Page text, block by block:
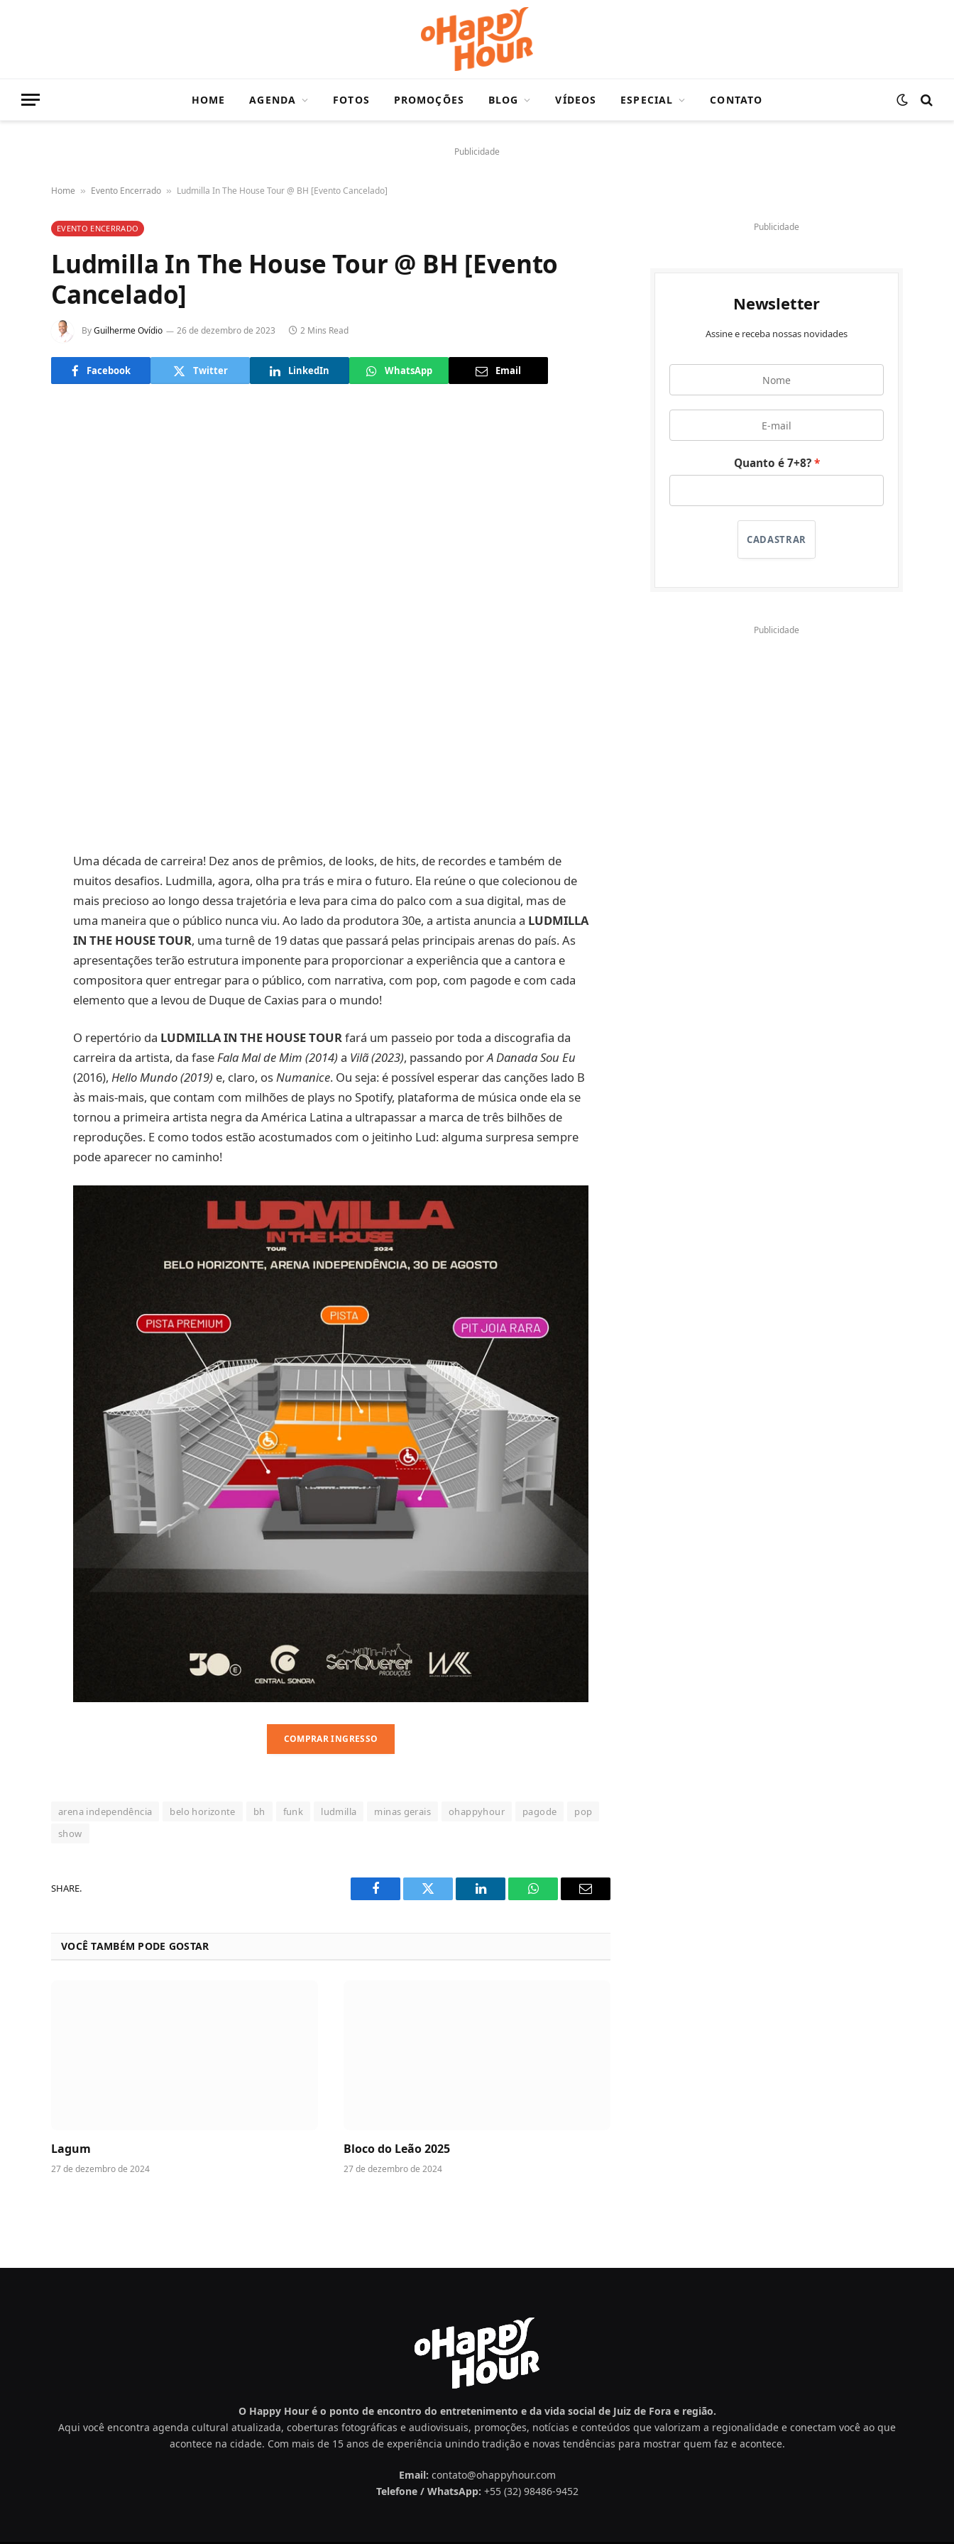
HOME AGENDA FOTOS PROMOÇÕES BLOG VÍDEOS ESPECIAL CONTATO
Publicidade
Home » Evento Encerrado » Ludmilla In The House Tour @ BH [Evento Cancelado]
EVENTO ENCERRADO
Ludmilla In The House Tour @ BH [Evento
Cancelado]
ByGuilherme Ovídio 26 de dezembro de 2023 2 Mins Read
Facebook Twitter LinkedIn WhatsApp Email
Uma década de carreira! Dez anos de prêmios, de looks, de hits, de recordes e também de
muitos desafios. Ludmilla, agora, olha pra trás e mira o futuro. Ela reúne o que colecionou de
mais precioso ao longo dessa trajetória e leva para cima do palco com a sua digital, mas de
uma maneira que o público nunca viu. Ao lado da produtora 30e, a artista anuncia a LUDMILLA
IN THE HOUSE TOUR, uma turnê de 19 datas que passará pelas principais arenas do país. As
apresentações terão estrutura imponente para proporcionar a experiência que a cantora e
compositora quer entregar para o público, com narrativa, com pop, com pagode e com cada
elemento que a levou de Duque de Caxias para o mundo!
O repertório da LUDMILLA IN THE HOUSE TOURfará um passeio por toda a discografia da
carreira da artista, da faseFala Mal de Mim (2014) a Vilã (2023), passando porA Danada Sou Eu
(2016), Hello Mundo (2019) e, claro, osNumanice. Ou seja: é possível esperar das canções lado B
às mais-mais, que contam com milhões de plays no Spotify, plataforma de música onde ela se
tornou a primeira artista negra da América Latina a ultrapassar a marca de três bilhões de
reproduções. E como todos estão acostumados com o jeitinho Lud: alguma surpresa sempre
pode aparecer no caminho!
COMPRAR INGRESSO
arena independência belo horizonte bh funk ludmilla minas gerais ohappyhour pagode
pop
show
SHARE.
Facebook Twitter LinkedIn WhatsAppEmail
VOCÊ TAMBÉM PODE GOSTAR
Lagum
27 de dezembro de 2024
Bloco do Leão 2025
27 de dezembro de 2024
Publicidade
Newsletter
Assine e receba nossas novidades
Quanto é 7+8?
CADASTRAR
Publicidade
O Happy Hour é o ponto de encontro do entretenimento e da vida social de Juiz de Fora e região.
Aqui você encontra agenda cultural atualizada, coberturas fotográficas e audiovisuais, promoções, notícias e conteúdos que valorizam a regionalidade e conectam você ao que
acontece na cidade. Com mais de 15 anos de experiência unindo tradição e novas tendências para mostrar quem faz e acontece.
Email: contato@ohappyhour.com
Telefone / WhatsApp: +55 (32) 98486-9452